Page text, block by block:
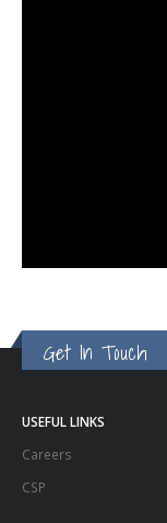
Get In Touch
USEFUL LINKS
Careers
CSP